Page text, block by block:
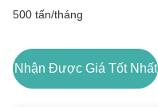
500 tấn/tháng
Nhận Được Giá Tốt Nhất